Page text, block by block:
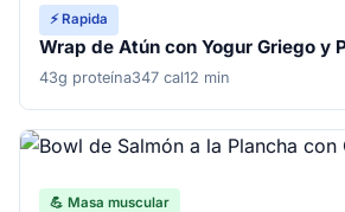
⚡ Rapida
Wrap de Atún con Yogur Griego y
43g proteína347 cal12 min
💪 Masa muscular